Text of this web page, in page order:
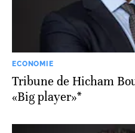
ECONOMIE
Tribune de Hicham
«Big player»*